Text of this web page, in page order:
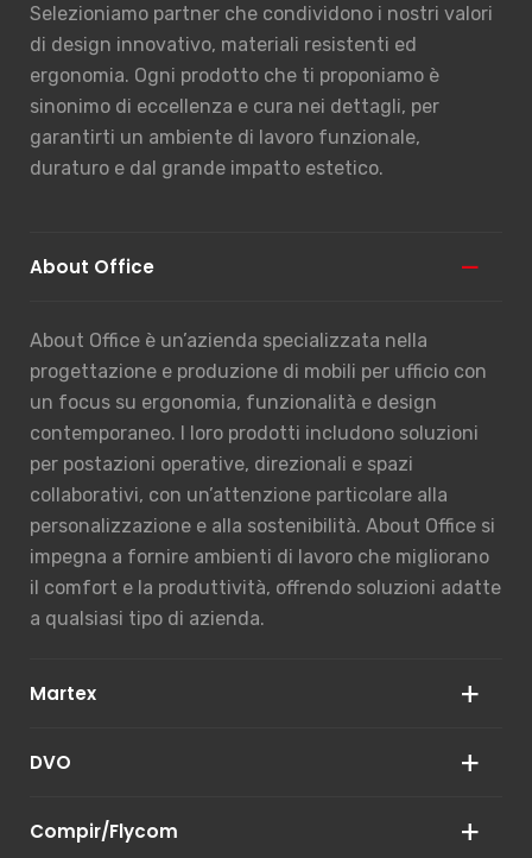
Selezioniamo partner che condividono i nostri valori
di design innovativo, materiali resistenti ed
ergonomia. Ogni prodotto che ti proponiamo è
sinonimo di eccellenza e cura nei dettagli, per
garantirti un ambiente di lavoro funzionale,
duraturo e dal grande impatto estetico.
About Office
About Office è un’azienda specializzata nella
progettazione e produzione di mobili per ufficio con
un focus su ergonomia, funzionalità e design
contemporaneo. I loro prodotti includono soluzioni
per postazioni operative, direzionali e spazi
collaborativi, con un’attenzione particolare alla
personalizzazione e alla sostenibilità. About Office si
impegna a fornire ambienti di lavoro che migliorano
il comfort e la produttività, offrendo soluzioni adatte
a qualsiasi tipo di azienda.
Martex
Martex è un marchio italiano che produce arredi per
innovativo e sostenibile. Il loro design è moderno e
DVO
DVO è un’azienda italiana specializzata in mobili e
Compir/Flycom